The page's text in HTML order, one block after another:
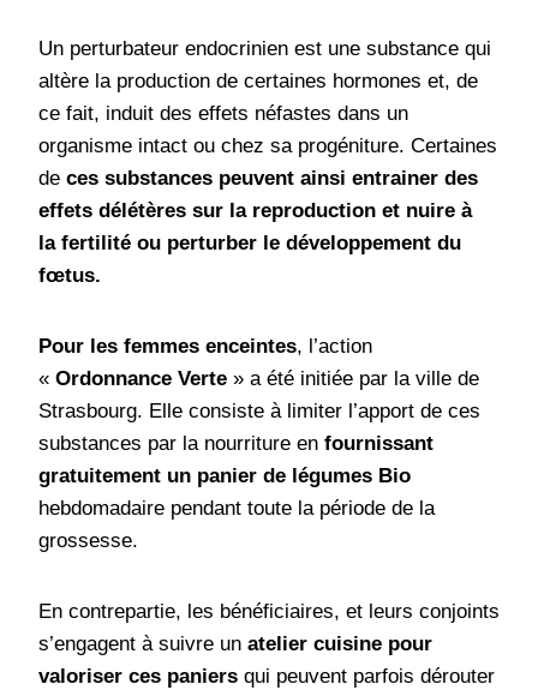
Un perturbateur endocrinien est une substance qui
altère la production de certaines hormones et, de
ce fait, induit des effets néfastes dans un
organisme intact ou chez sa progéniture. Certaines
de ces substances peuvent ainsi entrainer des
effets délétères sur la reproduction et nuire à
la fertilité ou perturber le développement du
fœtus.
Pour les femmes enceintes, l’action
« Ordonnance Verte » a été initiée par la ville de
Strasbourg. Elle consiste à limiter l’apport de ces
substances par la nourriture en fournissant
gratuitement un panier de légumes Bio
hebdomadaire pendant toute la période de la
grossesse.
En contrepartie, les bénéficiaires, et leurs conjoints
s’engagent à suivre un atelier cuisine pour
valoriser ces paniers qui peuvent parfois dérouter